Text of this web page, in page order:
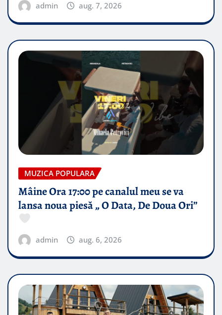
admin aug. 7, 2026
MUZICA POPULARA
Mâine Ora 17:00 pe canalul meu se va
lansa noua piesă „ O Data, De Doua Ori”
admin aug. 6, 2026